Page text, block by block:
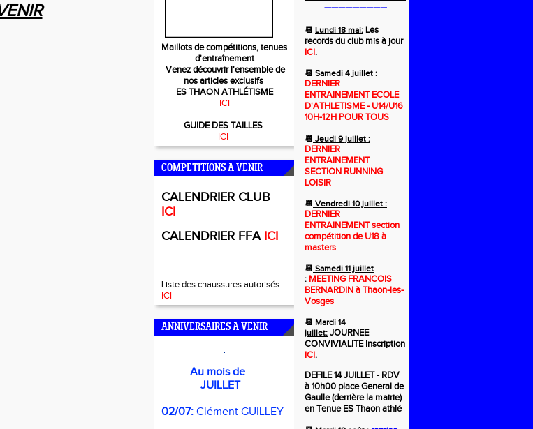
Maillots de compétitions, tenues
d'entraînement
Venez découvrir l'ensemble de
nos articles exclusifs
ES THAON ATHLÉTISME
ICI
GUIDE DES TAILLES
ICI
COMPETITIONS A VENIR
CALENDRIER CLUB
ICI
CALENDRIER FFA ICI
Liste des chaussures autorisés
ICI
ANNIVERSAIRES A VENIR
Au mois de
JUILLET
02/07: Clément GUILLEY
------------------
📆 Lundi 18 mai: Les
records du club mis à jour
ICI.
📆 Samedi 4 juillet :
DERNIER
ENTRAINEMENT ECOLE
D'ATHLETISME - U14/U16
10H-12H POUR TOUS
📆 Jeudi 9 juillet :
DERNIER
ENTRAINEMENT
SECTION RUNNING
LOISIR
📆 Vendredi 10 juillet :
DERNIER
ENTRAINEMENT section
compétition de U18 à
masters
📆 Samedi 11 juillet
: MEETING FRANCOIS
BERNARDIN à Thaon-les-
Vosges
📆 Mardi 14
juillet: JOURNEE
CONVIVIALITE Inscription
ICI.
DEFILE 14 JUILLET - RDV
à 10h00 place General de
Gaulle (derrière la mairie)
en Tenue ES Thaon athlé